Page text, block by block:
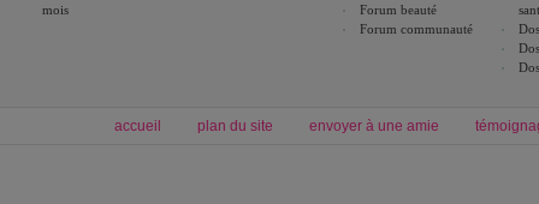
mois
Forum beauté
Forum communauté
accueil plan du site envoyer à une amie